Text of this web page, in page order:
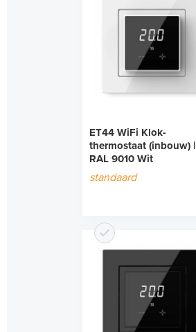
ET44 WiFi Klok-
thermostaat (inbouw) |
RAL 9010 Wit
standaard